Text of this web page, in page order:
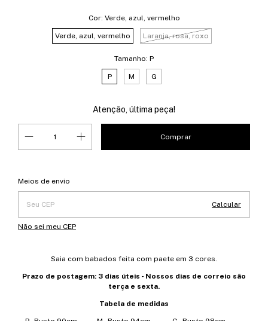
Cor: Verde, azul, vermelho
Verde, azul, vermelho Laranja, rosa, roxo
Tamanho: P
P M G
Atenção, última peça!
Entregas para o CEP:
Meios de envio
Calcular
Não sei meu CEP
Saia com babados feita com paete em 3 cores.
Prazo de postagem: 3 dias úteis - Nossos dias de correio são
terça e sexta.
Tabela de medidas